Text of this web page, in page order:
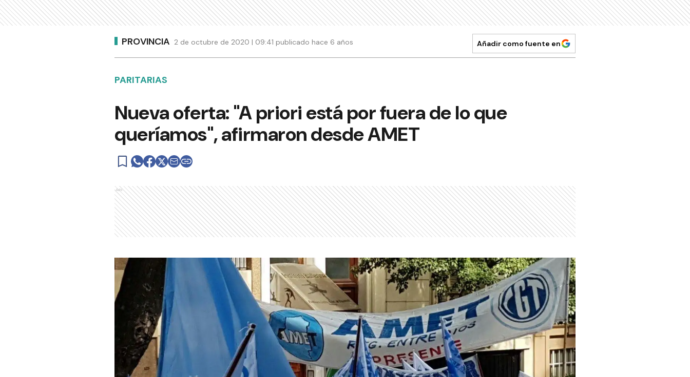
PROVINCIA 2 de octubre de 2020 | 09:41 publicado hace 6 años Añadir como fuente en
PARITARIAS
Nueva oferta: "A priori está por fuera de lo que
queríamos", afirmaron desde AMET
Ads